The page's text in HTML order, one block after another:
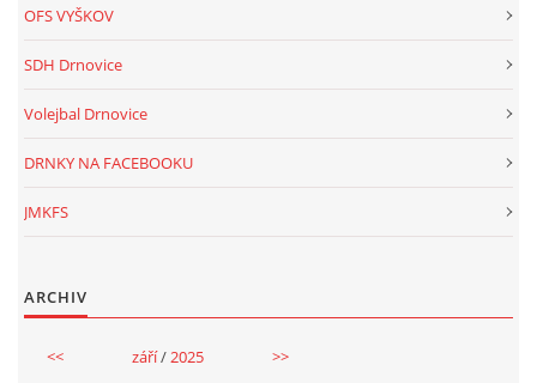
OFS VYŠKOV
SDH Drnovice
Volejbal Drnovice
DRNKY NA FACEBOOKU
JMKFS
ARCHIV
<< září/2025 >>